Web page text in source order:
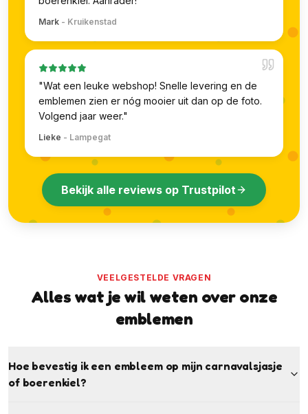
Mark - Kruikenstad
"Wat een leuke webshop! Snelle levering en de
emblemen zien er nóg mooier uit dan op de foto.
Volgend jaar weer."
Lieke - Lampegat
Bekijk alle reviews op Trustpilot
VEELGESTELDE VRAGEN
Alles wat je wil weten over onze
emblemen
Hoe bevestig ik een embleem op mijn carnavalsjasje
of boerenkiel?